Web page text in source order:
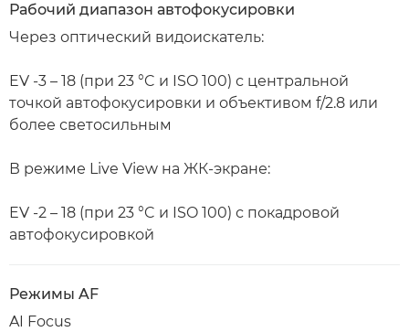
Рабочий диапазон автофокусировки
Через оптический видоискатель:
EV -3 – 18 (при 23 °C и ISO 100) с центральной
точкой автофокусировки и объективом f/2.8 или
более светосильным
В режиме Live View на ЖК-экране:
EV -2 – 18 (при 23 °C и ISO 100) с покадровой
автофокусировкой
Режимы AF
AI Focus